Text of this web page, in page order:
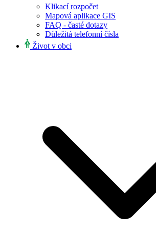
Klikací rozpočet
Mapová aplikace GIS
FAQ - časté dotazy
Důležitá telefonní čísla
Život v obci